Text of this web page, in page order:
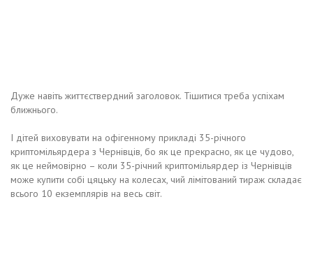
Дуже навіть життєствердний заголовок. Тішитися треба успіхам
ближнього.
І дітей виховувати на офігенному прикладі 35-річного
криптомільярдера з Чернівців, бо як це прекрасно, як це чудово,
як це неймовірно – коли 35-річний криптомільярдер із Чернівців
може купити собі цяцьку на колесах, чий лімітований тираж складає
всього 10 екземплярів на весь світ.